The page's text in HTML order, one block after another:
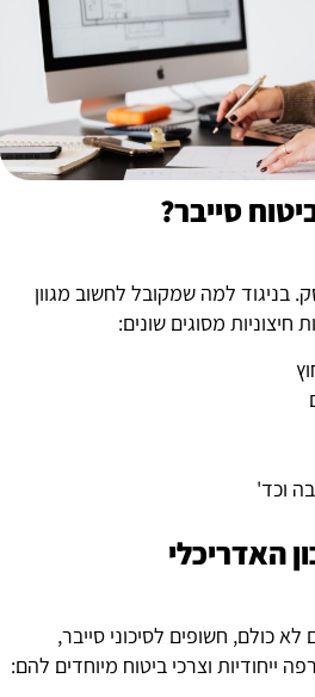
סייבר?
בניגוד למה שמקובל לחשוב מגוון
מסוגים שונים:
וכד'
האדריכלי
כולם, חשופים לסיכוני סייבר,
ייחודיות וצרכי ביטוח מיוחדים להם: